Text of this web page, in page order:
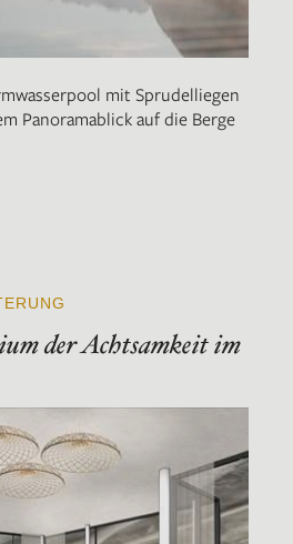
mit Sprudelliegen
Panoramablick auf die Berge
der Achtsamkeit im